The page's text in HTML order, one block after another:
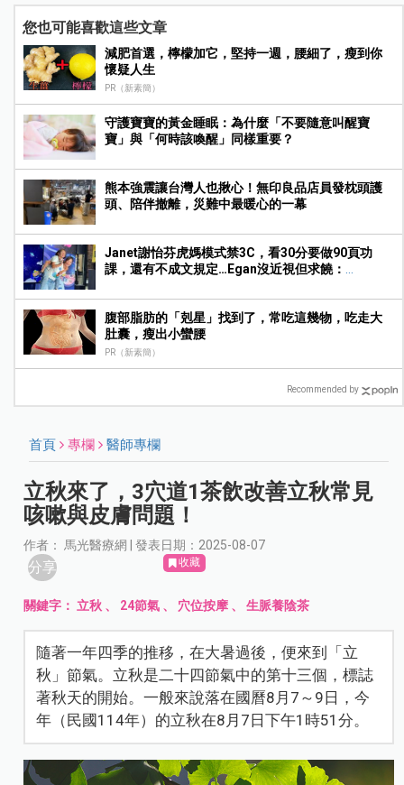
您也可能喜歡這些文章
減肥首選，檸檬加它，堅持一週，腰細了，瘦到你
懷疑人生
PR（新素簡）
守護寶寶的黃金睡眠：為什麼「不要隨意叫醒寶
寶」與「何時該喚醒」同樣重要？
熊本強震讓台灣人也揪心！無印良品店員發枕頭護
頭、陪伴撤離，災難中最暖心的一幕
Janet謝怡芬虎媽模式禁3C，看30分要做90頁功
課，還有不成文規定…Egan沒近視但求饒：
腹部脂肪的「剋星」找到了，常吃這幾物，吃走大
肚囊，瘦出小蠻腰
PR（新素簡）
Recommended by
首頁 專欄 醫師專欄
立秋來了，3穴道1茶飲改善立秋常見
咳嗽與皮膚問題！
作者： 馬光醫療網 | 發表日期：2025-08-07
分享 收藏
關鍵字： 立秋 、 24節氣 、 穴位按摩 、生脈養陰茶
隨著一年四季的推移，在大暑過後，便來到「立
秋」節氣。立秋是二十四節氣中的第十三個，標誌
著秋天的開始。一般來說落在國曆8月7～9日，今
年（民國114年）的立秋在8月7日下午1時51分。